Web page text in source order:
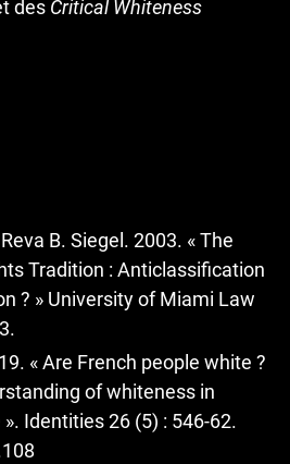
des Critical Whiteness
B. Siegel. 2003. « The
Tradition : Anticlassification
? » University of Miami Law
« Are French people white ?
of whiteness in
Identities 26 (5) : 546-62.